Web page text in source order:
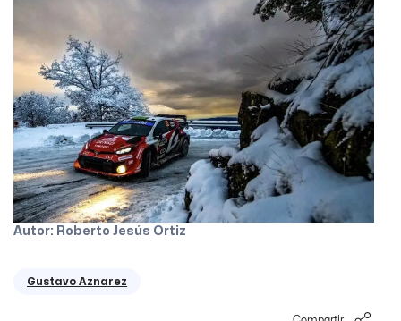
Autor: Roberto Jesús Ortiz
Gustavo Aznarez